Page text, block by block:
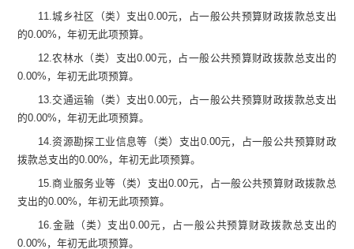
11.城乡社区（类）支出0.00元，占一般公共预算财政拨款总支出
的0.00% ，年初无此项预算。
12.农林水（类）支出0.00元，占一般公共预算财政拨款总支出的
0.00% ，年初无此项预算。
13.交通运输（类）支出0.00元，占一般公共预算财政拨款总支出
的0.00% ，年初无此项预算。
14.资源勘探工业信息等（类）支出0.00元，占一般公共预算财政
拨款总支出的0.00% ，年初无此项预算。
15.商业服务业等（类）支出0.00元，占一般公共预算财政拨款总
支出的0.00% ，年初无此项预算。
16.金融（类）支出0.00元 ，占一般公共预算财政拨款总支出的
0.00% ，年初无此项预算。